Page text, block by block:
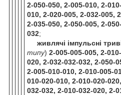
2-050-050, 2-005-010, 2-
010, 2-020-005, 2-032-005,
2-035-050, 2-050-005, 2-
032;
живлячі імпульсні
типу) 2-005-005-005, 2-
020, 2-032-032-032, 2-050-
2-005-010-010, 2-010-005-
010-020-010, 2-010-020-
032-032, 2-010-032-020, 2-